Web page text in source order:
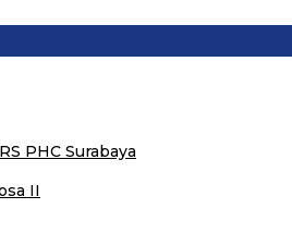
PHC Surabaya
II